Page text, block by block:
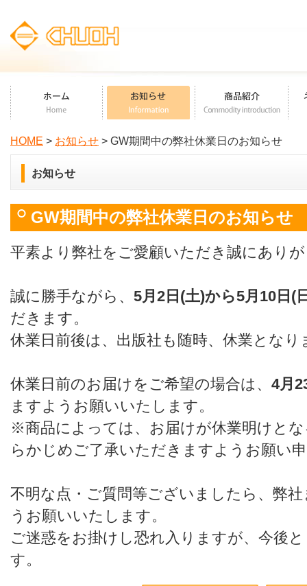
HOME > お知らせ > GW期間中の弊社休業日のお知らせ
お知らせ
GW期間中の弊社休業日のお知らせ
平素より弊社をご愛顧いただき誠にあり
誠に勝手ながら、 5月2日(土)から5月10日(
だきます。
休業日前後は、出版社も随時、休業となり
休業日前のお届けをご希望の場合は、 4月
ますようお願いいたします。
※商品によっては、お届けが休業明けと
らかじめご了承いただきますようお願い
不明な点・ご質問等ございましたら、弊
うお願いいたします。
ご迷惑をお掛けし恐れ入りますが、今後
す。